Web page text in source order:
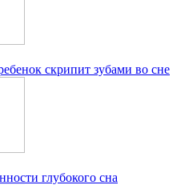
скрипит зубами во сне
глубокого сна